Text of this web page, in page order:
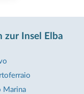
zur Insel Elba
Marina